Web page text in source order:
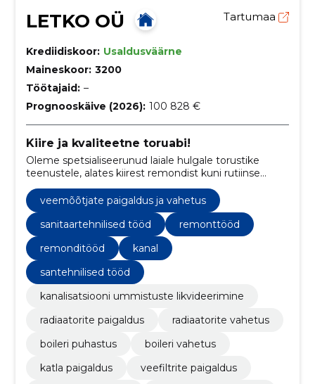
LETKO OÜ Tartumaa
Krediidiskoor: Usaldusväärne
Maineskoor: 3200
Töötajaid: –
Prognooskäive (2026): 100 828 €
Kiire ja kvaliteetne toruabi!
Oleme spetsialiseerunud laiale hulgale torustike
teenustele, alates kiirest remondist kuni rutiinse
kütte kodudele ja ettevõtetele.
veemõõtjate paigaldus ja vahetus
sanitaartehnilised tööd
remonttööd
remonditööd
kanal
santehnilised tööd
kanalisatsiooni ummistuste likvideerimine
radiaatorite paigaldus
radiaatorite vahetus
boileri puhastus
boileri vahetus
katla paigaldus
veefiltrite paigaldus